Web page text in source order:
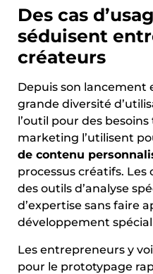
Des cas
séduisent
créateurs
Depuis son lancement
grande diversité
l’outil pour des
marketing l’utilisent
de contenu
processus créatifs.
des outils d’analyse
d’expertise sans faire
développement
Les entrepreneurs y
pour le prototypage